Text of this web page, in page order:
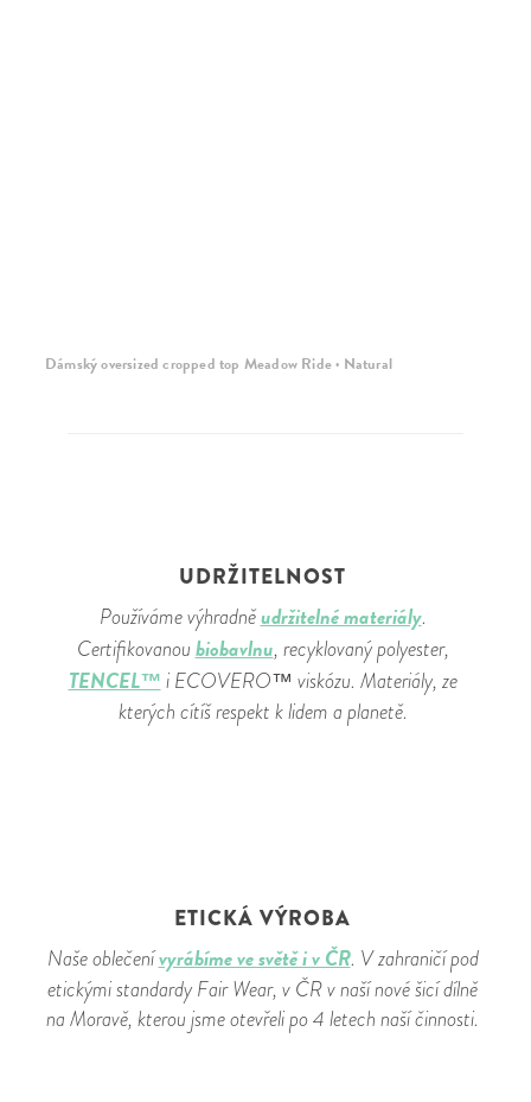
Dámský oversized cropped top Meadow Ride · Natural
UDRŽITELNOST
Používáme výhradněudržitelné materiály.
Certifikovanou biobavlnu, recyklovaný polyester,
TENCEL™ i ECOVERO™ viskózu. Materiály, ze
kterých cítíš respekt k lidem a planetě.
ETICKÁ VÝROBA
Naše oblečenívyrábíme ve světě i v ČR. V zahraničí pod
etickými standardy Fair Wear, v ČR v naší nové šicí dílně
na Moravě, kterou jsme otevřeli po 4 letech naší činnosti.